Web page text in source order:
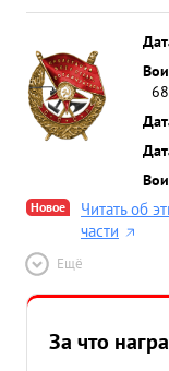
Новое
Читать об
части
Ещё
За что